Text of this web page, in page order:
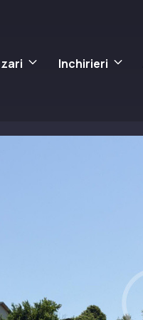
Inchirieri